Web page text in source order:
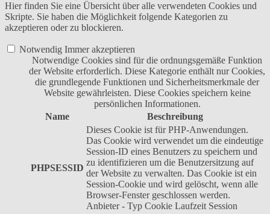
Hier finden Sie eine Übersicht über alle verwendeten Cookies und
Skripte. Sie haben die Möglichkeit folgende Kategorien zu
akzeptieren oder zu blockieren.
Notwendig Immer akzeptieren
Notwendige Cookies sind für die ordnungsgemäße Funktion
der Website erforderlich. Diese Kategorie enthält nur Cookies,
die grundlegende Funktionen und Sicherheitsmerkmale der
Website gewährleisten. Diese Cookies speichern keine
persönlichen Informationen.
Name
Beschreibung
PHPSESSID
Dieses Cookie ist für PHP-Anwendungen.
Das Cookie wird verwendet um die eindeutige
Session-ID eines Benutzers zu speichern und
zu identifizieren um die Benutzersitzung auf
der Website zu verwalten. Das Cookie ist ein
Session-Cookie und wird gelöscht, wenn alle
Browser-Fenster geschlossen werden.
Anbieter - Typ Cookie Laufzeit Session